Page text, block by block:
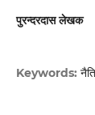
पुरन्दरदास लेखक
Keywords: